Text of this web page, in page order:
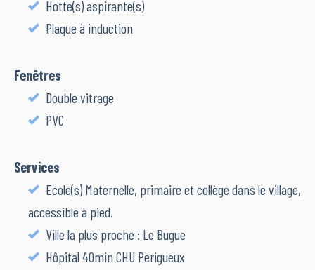
Hotte(s) aspirante(s)
Plaque à induction
Fenêtres
Double vitrage
PVC
Services
Ecole(s) Maternelle, primaire et collège dans le village,
accessible à pied.
Ville la plus proche : Le Bugue
Hôpital 40min CHU Perigueux